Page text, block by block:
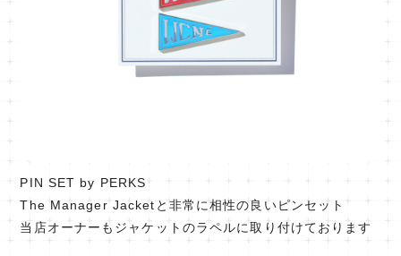
PIN SET by PERKS
The Manager Jacketと非常に相性の良いピンセット
当店オーナーもジャケットのラペルに取り付けております